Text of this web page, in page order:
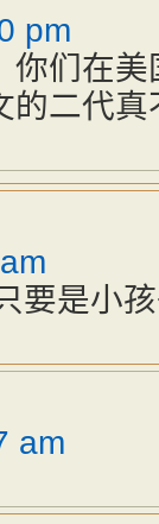
pm
你们在
的二代
要是小
am